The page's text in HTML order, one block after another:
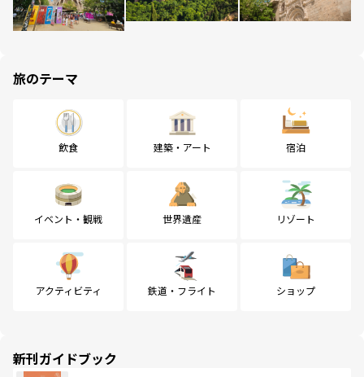
旅のテーマ
飲食 建築・アート 宿泊
イベント・観戦 世界遺産 リゾート
アクティビティ 鉄道・フライト ショップ
新刊ガイドブック